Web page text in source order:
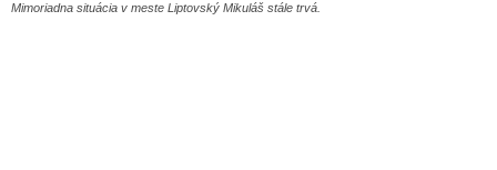
Mimoriadna situácia v meste Liptovský Mikuláš stále trvá.